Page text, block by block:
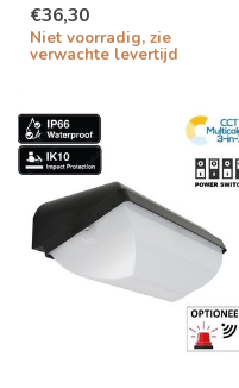
€36,30
Niet voorradig, zie
verwachte levertijd